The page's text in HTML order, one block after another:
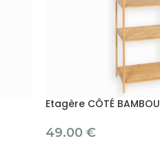
Etagère CÔTÉ BAMBOU
49.00 €